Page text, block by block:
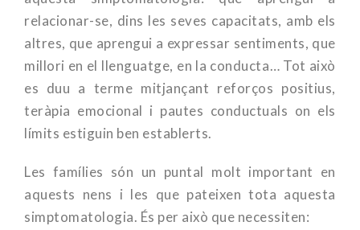
relacionar-se, dins les seves capacitats, amb els
altres, que aprengui a expressar sentiments, que
millori en el llenguatge, en la conducta… Tot això
es duu a terme mitjançant reforços positius,
teràpia emocional i pautes conductuals on els
límits estiguin ben establerts.
Les famílies són un puntal molt important en
aquests nens i les que pateixen tota aquesta
simptomatologia. És per això que necessiten: